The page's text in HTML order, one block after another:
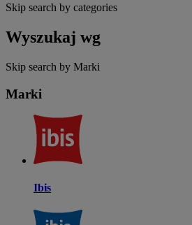
Skip search by categories
Wyszukaj wg
Skip search by Marki
Marki
Ibis